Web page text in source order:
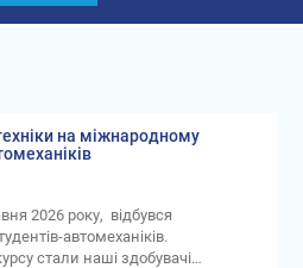
на міжнародному
2026 року, відбувся
автомеханіків.
стали наші здобувачі…